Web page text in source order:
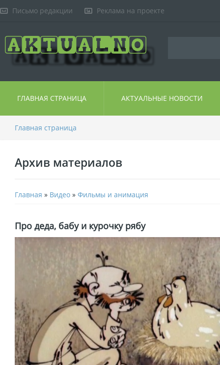
Письмо редакции Реклама на проекте
ГЛАВНАЯ СТРАНИЦА АКТУАЛЬНЫЕ НОВОСТИ
Главная страница
Архив материалов
Главная » Видео » Фильмы и анимация
Про деда, бабу и курочку рябу